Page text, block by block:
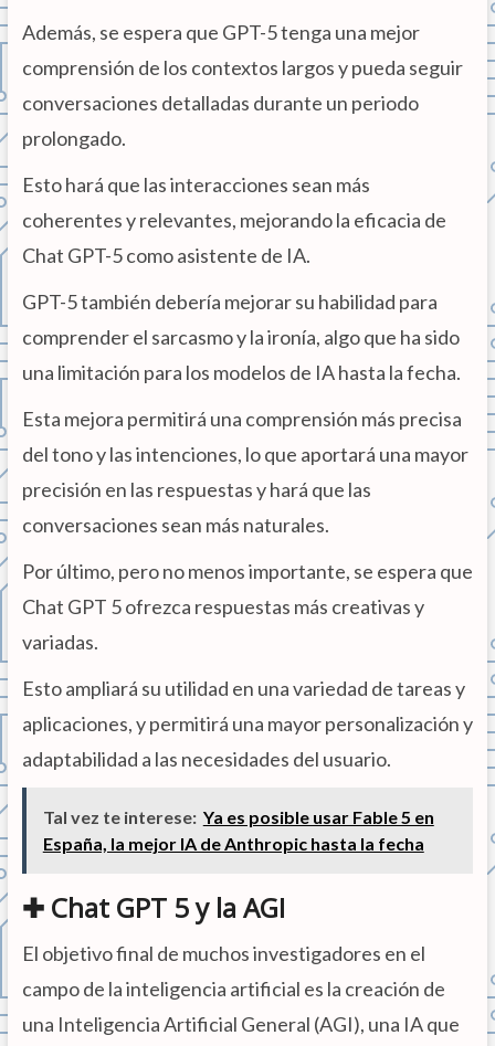
Además, se espera que GPT-5 tenga una mejor
comprensión de los contextos largos y pueda seguir
conversaciones detalladas durante un periodo
prolongado.
Esto hará que las interacciones sean más
coherentes y relevantes, mejorando la eficacia de
Chat GPT-5 como asistente de IA.
GPT-5 también debería mejorar su habilidad para
comprender el sarcasmo y la ironía, algo que ha sido
una limitación para los modelos de IA hasta la fecha.
Esta mejora permitirá una comprensión más precisa
del tono y las intenciones, lo que aportará una mayor
precisión en las respuestas y hará que las
conversaciones sean más naturales.
Por último, pero no menos importante, se espera que
Chat GPT 5 ofrezca respuestas más creativas y
variadas.
Esto ampliará su utilidad en una variedad de tareas y
aplicaciones, y permitirá una mayor personalización y
adaptabilidad a las necesidades del usuario.
Tal vez te interese: Ya es posible usar Fable 5 en
España, la mejor IA de Anthropic hasta la fecha
✚ Chat GPT 5 y la AGI
El objetivo final de muchos investigadores en el
campo de la inteligencia artificial es la creación de
una Inteligencia Artificial General (AGI), una IA que